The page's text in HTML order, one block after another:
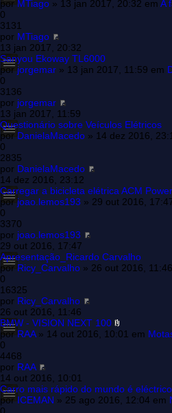
porMTiago » 13 jan 2017, 20:32 em A
0
3131
por MTiago
13 jan 2017, 20:32
Sanyou Ekoway TL6000
porjorgemar » 13 jan 2017, 11:59 em
0
3136
por jorgemar
13 jan 2017, 11:59
Questionário sobre Veículos Elétricos
porDanielaMacedo » 14 dez 2016,
0
2835
por DanielaMacedo
14 dez 2016, 23:12
Carregar a bicicleta elétrica ACM Power
porjoao.lemos193 » 29 out 2016,
0
3370
por joao.lemos193
29 out 2016, 17:47
Apresentação_Ricardo Carvalho
porRicy_Carvalho » 26 out 2016,
0
16325
por Ricy_Carvalho
26 out 2016, 11:46
BMW - VISION NEXT 100
porRAA» 14 out 2016, 10:01 em
0
4468
por RAA
14 out 2016, 10:01
Carro mais rápido do mundo é eléctrico
porICEMAN » 25 ago 2016, 12:04 em